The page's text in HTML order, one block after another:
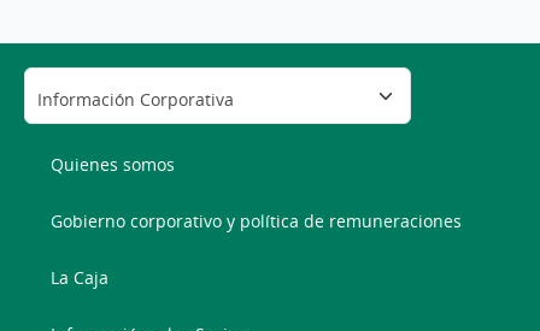
Quienes somos
Gobierno corporativo y política de remuneraciones
La Caja